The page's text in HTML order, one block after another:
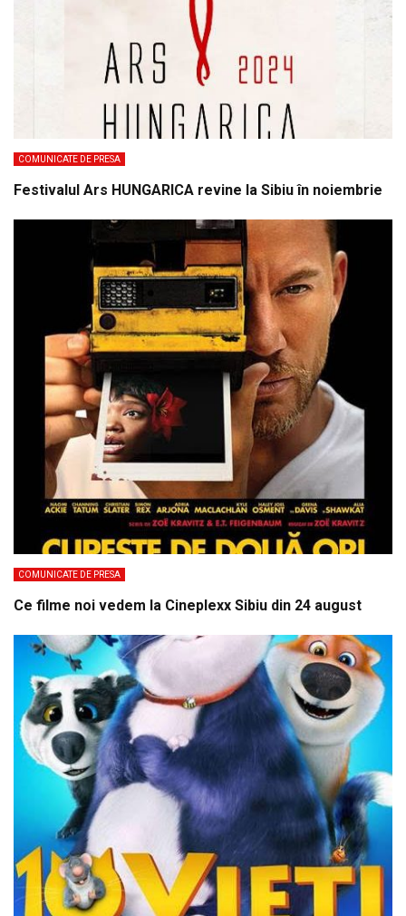
COMUNICATE DE PRESA
Festivalul Ars HUNGARICA revine la Sibiu în noiembrie
COMUNICATE DE PRESA
Ce filme noi vedem la Cineplexx Sibiu din 24 august